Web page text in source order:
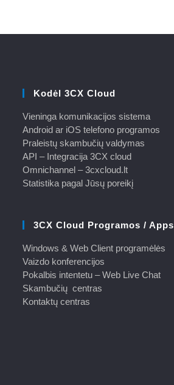
Kodėl 3CX Cloud
Vieninga komunikacijos sistema
Android ar iOS telefono programos
Praleistų skambučių valdymas
API – Integracija 3CX cloud
Omnichannel – 3cxcloud.lt
Statistika pagal Jūsų poreikį
3CX Cloud Programos / Apps
Windows & Web Client programėlės
Vaizdo konferencijos
Pokalbis intentetu – Web Live Chat
Skambučių centras
Kontaktų centras